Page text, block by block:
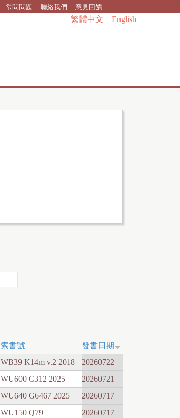
常問問題 聯絡我們 意見回饋
繁體中文 English
索書號
發書日期
WB39 K14m v.2 2018
20260722
WU600 C312 2025
20260721
WU640 G6467 2025
20260717
WU150 Q79
20260717